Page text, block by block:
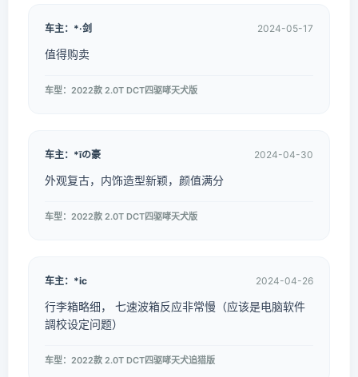
车主：*·剑 2024-05-17
值得购卖
车型：2022款 2.0T DCT四驱哮天犬版
车主：*īの豪 2024-04-30
外观复古，内饰造型新颖，颜值满分
车型：2022款 2.0T DCT四驱哮天犬版
车主：*ic 2024-04-26
行李箱略细， 七速波箱反应非常慢（应该是电脑软件
調校设定问题）
车型：2022款 2.0T DCT四驱哮天犬追猎版